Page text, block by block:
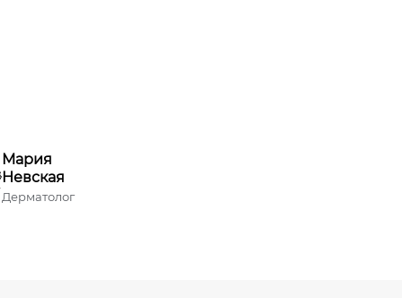
Мария
Невская
Дерматолог